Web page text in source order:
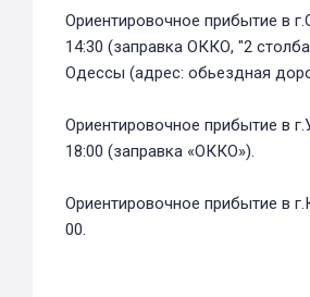
Ориентировочное прибытие в
14:30 (заправка ОККО, "2
Одессы (адрес: обьездная
Ориентировочное прибытие в
18:00 (заправка «ОККО»).
Ориентировочное прибытие в
00.